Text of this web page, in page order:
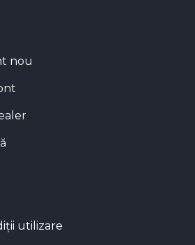
nou
utilizare